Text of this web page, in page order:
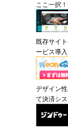
ここ一択！
既存サイ
ービス導
デザイン
て決済シス